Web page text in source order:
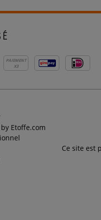
PAIEMENT
X3
Etoffe.com
Ce site est